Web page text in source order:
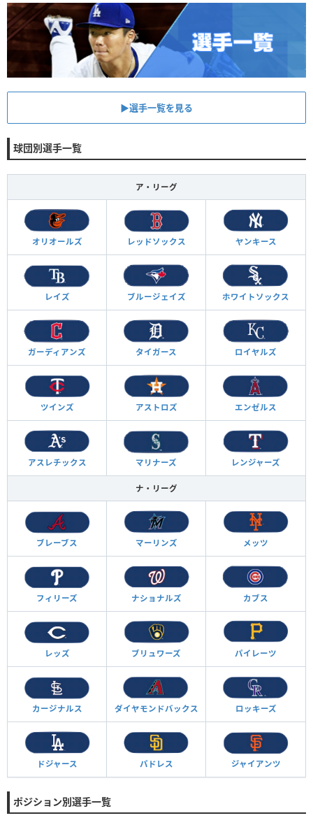
▶︎選手一覧を見る
球団別選手一覧
ア・リーグ
オリオールズ レッドソックス ヤンキース
レイズ ブルージェイズ ホワイトソックス
ガーディアンズ タイガース ロイヤルズ
ツインズ アストロズ エンゼルス
アスレチックス マリナーズ レンジャーズ
ナ・リーグ
ブレーブス マーリンズ メッツ
フィリーズ ナショナルズ カブス
レッズ ブリュワーズ パイレーツ
カージナルス ダイヤモンドバックス ロッキーズ
ドジャース パドレス ジャイアンツ
ポジション別選手一覧